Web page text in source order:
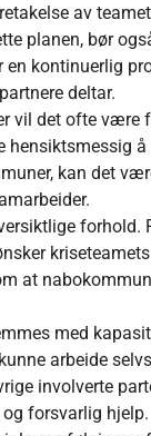
av
planen, bør
kontinuerlig
deltar.
vil det ofte være
kan det
forhold.
at
med
arbeide
involverte
forsvarlig hjelp.